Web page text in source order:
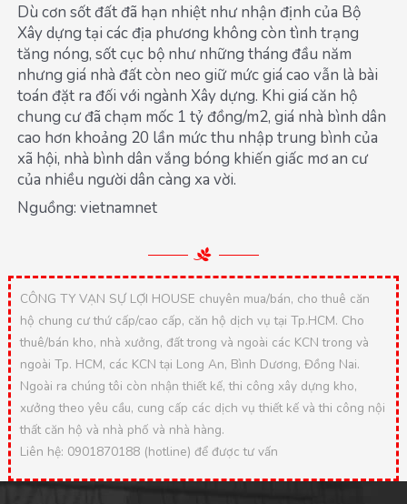
Dù cơn sốt đất đã hạn nhiệt như nhận định của Bộ
Xây dựng tại các địa phương không còn tình trạng
tăng nóng, sốt cục bộ như những tháng đầu năm
nhưng giá nhà đất còn neo giữ mức giá cao vẫn là bài
toán đặt ra đối với ngành Xây dựng. Khi giá căn hộ
chung cư đã chạm mốc 1 tỷ đồng/m2, giá nhà bình dân
cao hơn khoảng 20 lần mức thu nhập trung bình của
xã hội, nhà bình dân vắng bóng khiến giấc mơ an cư
của nhiều người dân càng xa vời.
Nguồng: vietnamnet
CÔNG TY VẠN SỰ LỢI HOUSE chuyên mua/bán, cho thuê căn
hộ chung cư thứ cấp/cao cấp, căn hộ dịch vụ tại Tp.HCM. Cho
thuê/bán kho, nhà xưởng, đất trong và ngoài các KCN trong và
ngoài Tp. HCM, các KCN tại Long An, Bình Dương, Đồng Nai.
Ngoài ra chúng tôi còn nhận thiết kế, thi công xây dựng kho,
xưởng theo yêu cầu, cung cấp các dịch vụ thiết kế và thi công nội
thất căn hộ và nhà phố và nhà hàng.
Liên hệ: 0901870188 (hotline) để được tư vấn